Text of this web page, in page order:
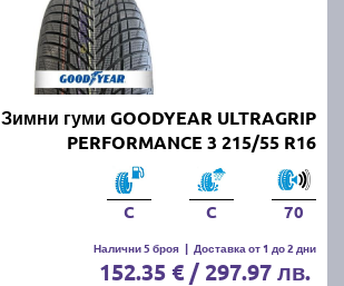
Зимни гуми GOODYEAR ULTRAGRIP
PERFORMANCE 3 215/55 R16
C C 70
Налични 5 броя | Доставка от 1 до 2 дни
152.35 € / 297.97 лв.